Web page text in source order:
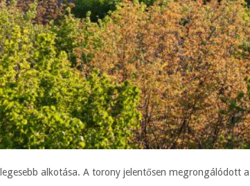
alkotása. A torony jelentősen megrongálódott